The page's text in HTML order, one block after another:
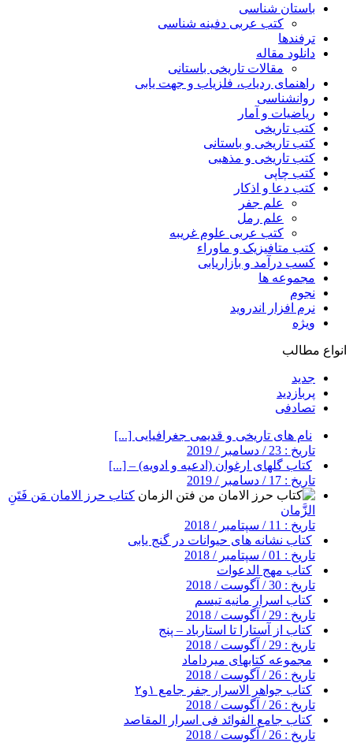
باستان شناسی
کتب عربی دفینه شناسی
ترفندها
دانلود مقاله
مقالات تاریخی باستانی
راهنمای ردیاب، فلزیاب و جهت یابی
روانشناسی
ریاضیات و آمار
کتب تاریخی
کتب تاریخی و باستانی
کتب تاریخی و مذهبی
کتب چاپی
کتب دعا و اذکار
علم جفر
علم رمل
کتب عربی علوم غریبه
کتب متافیزیک و ماوراء
کسب درآمد و بازاریابی
مجموعه ها
نجوم
نرم افزار اندروید
ویژه
انواع مطالب
جدید
پربازدید
تصادفی
نام های تاریخی و قدیمی جغرافیایی [...]
تاریخ : 23 / دسامبر / 2019
کتاب گلهای ارغوان (ادعیه و ادویه) – [...]
تاریخ : 17 / دسامبر / 2019
کتاب حرز الامان مَن فَتَنِ
الزَّمان
تاریخ : 11 / سپتامبر / 2018
کتاب نشانه های حیوانات در گنج یابی
تاریخ : 01 / سپتامبر / 2018
کتاب مهج الدعوات
تاریخ : 30 / آگوست / 2018
کتاب اسرار مانیه تیسم
تاریخ : 29 / آگوست / 2018
کتاب از آستارا تا استارباد – پنج
تاریخ : 29 / آگوست / 2018
مجموعه کتابهای میرداماد
تاریخ : 26 / آگوست / 2018
کتاب جواهر الاسرار جفر جامع ۱و۲
تاریخ : 26 / آگوست / 2018
کتاب جامع الفوائد فی اسرار المقاصد
تاریخ : 26 / آگوست / 2018